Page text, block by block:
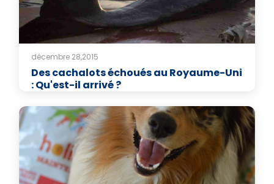
décembre 28,2015
Des cachalots échoués au Royaume-Uni
: Qu'est-il arrivé ?